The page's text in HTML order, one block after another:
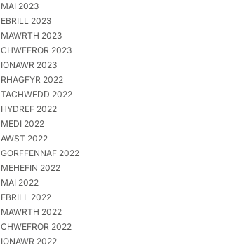
MAI 2023
EBRILL 2023
MAWRTH 2023
CHWEFROR 2023
IONAWR 2023
RHAGFYR 2022
TACHWEDD 2022
HYDREF 2022
MEDI 2022
AWST 2022
GORFFENNAF 2022
MEHEFIN 2022
MAI 2022
EBRILL 2022
MAWRTH 2022
CHWEFROR 2022
IONAWR 2022